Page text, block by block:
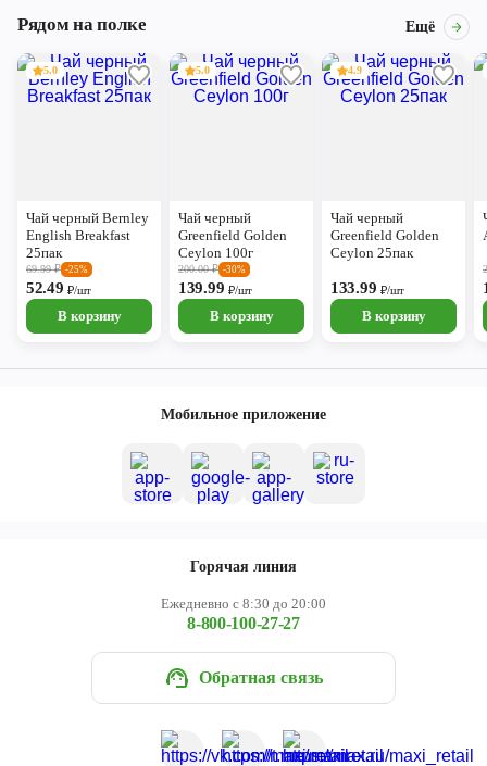
Рядом на полке Ещё
5.0
Чай черный Bernley
English Breakfast
25пак
69.99₽ -25%
52.49₽/шт
В корзину
5.0
Чай черный
Greenfield Golden
Ceylon 100г
200.00₽ -30%
139.99 ₽/шт
В корзину
4.9
Чай черный
Greenfield Golden
Ceylon 25пак
133.99 ₽/шт
В корзину
Мобильное приложение
Горячая линия
Ежедневно с 8:30 до 20:00
8-800-100-27-27
Обратная связь